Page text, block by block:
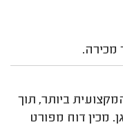
מכירה.
ביותר, תוך
מכין דוח מפורט